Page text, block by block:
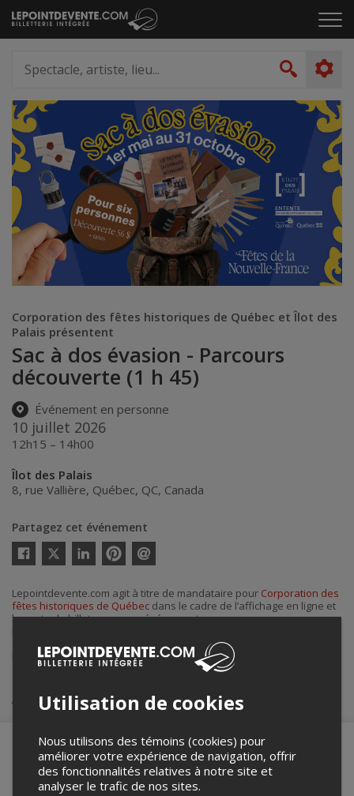
Passer
au
le
artiste,
lieu...
Corporation des fêtes historiques de Québec et Îlot des
Palais présentent
Sac à dos évasion - Parcours
découverte (1 h 45)
Événement en personne
10 juillet 2026
12h15 – 14h00
Îlot des Palais
8, rue Vallière, Québec, QC, Canada
Partagez cet événement
Twitter
courriel
Lepointdevente.com agit à titre de mandataire pour Corporation des
fêtes historiques de Québec dans le cadre de l’affichage en ligne et
la vente de billets pour ses événements.
contacter l’organisateur de l’événement, Corporation des fêtes
historiques de Québec, àfetes@nouvellefrance.qc.ca
Achat de billets
Merci de confirmer que vous n'êtes pas un
Utilisation de cookies
Nous utilisons des témoins (cookies) pour
améliorer votre expérience de navigation, offrir
des fonctionnalités relatives à notre site et
analyser le trafic de nos sites.